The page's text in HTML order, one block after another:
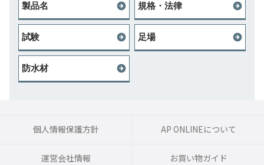
製品名 規格・法律
試験 足場
防水材
個人情報保護方針 AP ONLINEについて
運営会社情報 お買い物ガイド